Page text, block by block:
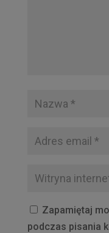
Zapamiętaj
podczas pisania